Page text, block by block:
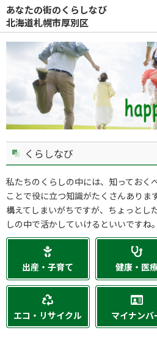
あなたの街のくらしなび
北海道札幌市厚別区
くらしなび
私たちのくらしの中には、知っておく
ことで役に立つ知識がたくさんありま
構えてしまいがちですが、ちょっとし
しの中で活かしていけるといいですね。
出産・子育て 健康・医
エコ・リサイクル マイナンバ